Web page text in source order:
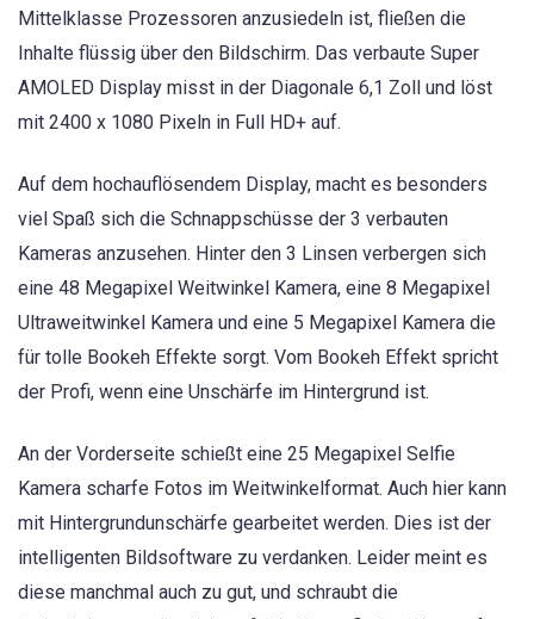
Mittelklasse Prozessoren anzusiedeln ist, fließen die
Inhalte flüssig über den Bildschirm. Das verbaute Super
AMOLED Display misst in der Diagonale 6,1 Zoll und löst
mit 2400 x 1080 Pixeln in Full HD+ auf.
Auf dem hochauflösendem Display, macht es besonders
viel Spaß sich die Schnappschüsse der 3 verbauten
Kameras anzusehen. Hinter den 3 Linsen verbergen sich
eine 48 Megapixel Weitwinkel Kamera, eine 8 Megapixel
Ultraweitwinkel Kamera und eine 5 Megapixel Kamera die
für tolle Bookeh Effekte sorgt. Vom Bookeh Effekt spricht
der Profi, wenn eine Unschärfe im Hintergrund ist.
An der Vorderseite schießt eine 25 Megapixel Selfie
Kamera scharfe Fotos im Weitwinkelformat. Auch hier kann
mit Hintergrundunschärfe gearbeitet werden. Dies ist der
intelligenten Bildsoftware zu verdanken. Leider meint es
diese manchmal auch zu gut, und schraubt die